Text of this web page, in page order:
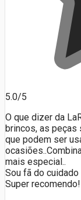
5.0/5
O que dizer da
brincos, as
que podem ser
mais especial..
Sou fã do
Super